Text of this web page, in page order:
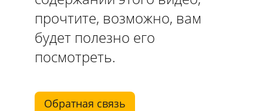
прочтите, возможно, вам
будет полезно его
посмотреть.
Обратная связь